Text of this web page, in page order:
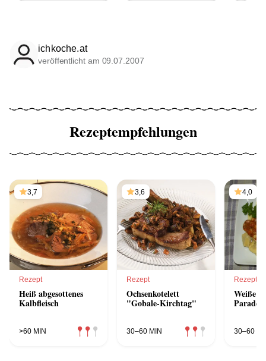
ichkoche.at
veröffentlicht am 09.07.2007
Rezeptempfehlungen
3,7
Rezept
Heiß abgesottenes
Kalbfleisch
>60 MIN
3,6
Rezept
Ochsenkotelett
"Gobale-Kirchtag"
30–60 MIN
4,0
Rezept
Weiße
30–60